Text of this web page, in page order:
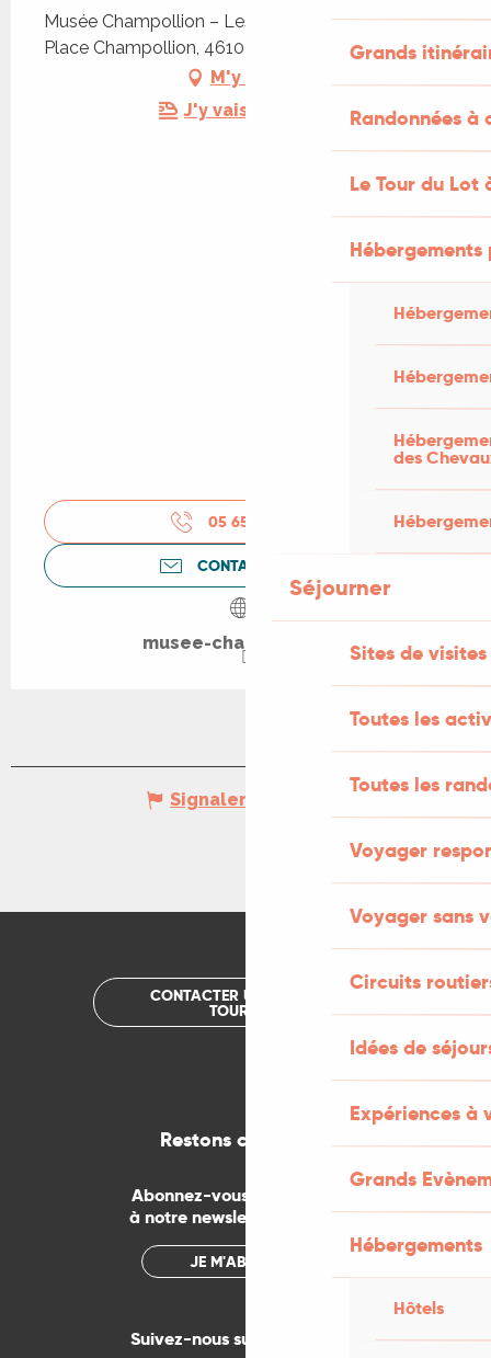
Grands
Randonnées
Le Tour du Lot
des
Séjourner
Sites de visites
Toutes les
Toutes les
Voyager
Voyager sans
Circuits
Idées de
Expériences à
Grands
Hébergements
Hôtels
Musée Champollion – Les Écritures du Monde,
Place Champollion, 46100 Figeac
M'y rendre
J'y vais en train !
05 65 50 31
CONTACTEZ-NOUS
musee-champollion.fr
Signaler une erreur
CONTACTER UN OFFICE DE
TOURISME
Restons connectés
Abonnez-vous gratuitement
à notre newsletter mensuelle
JE M'ABONNE
Suivez-nous sur les réseaux !